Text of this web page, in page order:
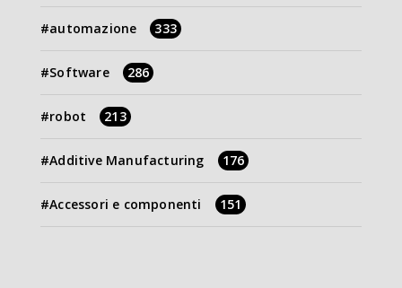
automazione 333
Software 286
robot 213
Additive Manufacturing 176
Accessori e componenti 151